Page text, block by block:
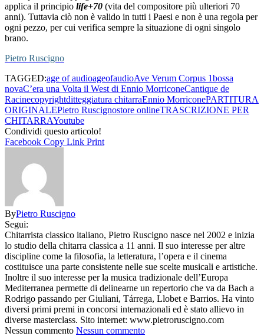
applica il principio life+70 (vita del compositore più ulteriori 70
anni). Tuttavia ciò non è valido in tutti i Paesi e non è una regola per
ogni pezzo, per cui verifica sempre la situazione di ogni singolo
brano.
Pietro Ruscigno
TAGGED:age of audioageofaudioAve Verum Corpus 1bossa
novaC’era una Volta il West di Ennio MorriconeCantique de
Racinecopyrightditteggiatura chitarraEnnio MorriconePARTITURA
ORIGINALEPietro Ruscignostore onlineTRASCRIZIONE PER
CHITARRAYoutube
Condividi questo articolo!
Facebook Copy Link Print
ByPietro Ruscigno
Segui:
Chitarrista classico italiano, Pietro Ruscigno nasce nel 2002 e inizia
lo studio della chitarra classica a 11 anni. Il suo interesse per altre
discipline come la filosofia, la letteratura, l’opera e il cinema
costituisce una parte consistente nelle sue scelte musicali e artistiche.
Inoltre il suo interesse per la musica tradizionale dell’Europa
Mediterranea permette di delinearne un repertorio che va da Bach a
Rodrigo passando per Giuliani, Tárrega, Llobet e Barrios. Ha vinto
diversi primi premi in concorsi internazionali ed è stato allievo in
diverse masterclass. Sito internet: www.pietroruscigno.com
Nessun commento Nessun commento